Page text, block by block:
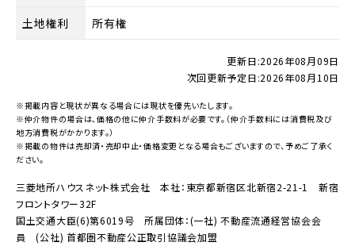
土地権利 所有権
更新日:2026年08月09日
次回更新予定日:2026年08月10日
※掲載内容と現状が異なる場合には現状を優先いたします。
※仲介物件の場合は、価格の他に仲介手数料が必要です。（仲介手数料には消費税及び
地方消費税がかかります。）
※掲載の物件は売却済・売却中止・価格変更となる場合もございますので、予めご了承く
ださい。
三菱地所ハウスネット株式会社 本社：東京都新宿区北新宿2-21-1 新宿
フロントタワー32F
国土交通大臣(6)第6019号 所属団体：(一社) 不動産流通経営協会会
員 (公社) 首都圏不動産公正取引協議会加盟